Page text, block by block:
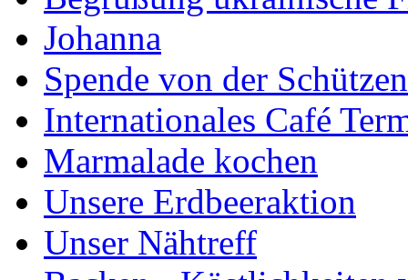
Johanna
Spende von der
Internationales Café
Marmalade kochen
Unsere Erdbeeraktion
Unser Nähtreff